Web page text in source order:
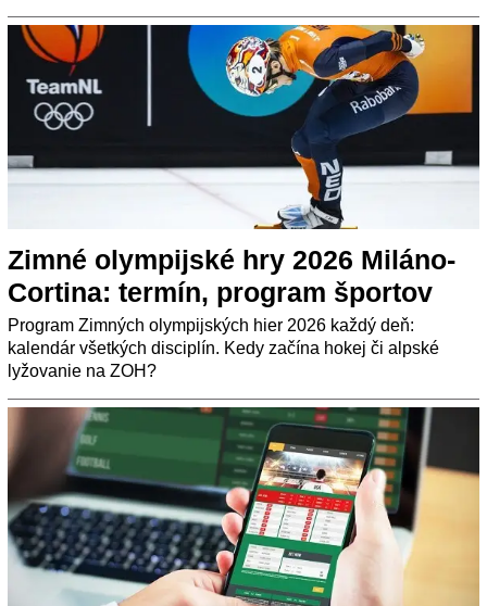
Zimné olympijské hry 2026 Miláno-
Cortina: termín, program športov
Program Zimných olympijských hier 2026 každý deň:
kalendár všetkých disciplín. Kedy začína hokej či alpské
lyžovanie na ZOH?